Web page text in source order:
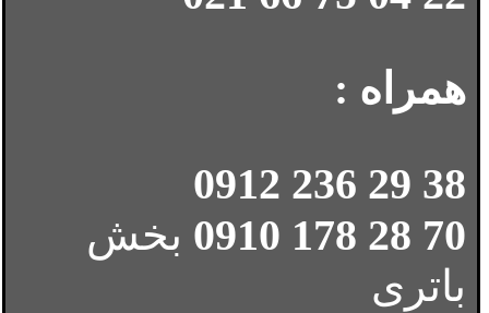
همراه :
38 29 236 0912
70 28 178 0910
بخش
باتری